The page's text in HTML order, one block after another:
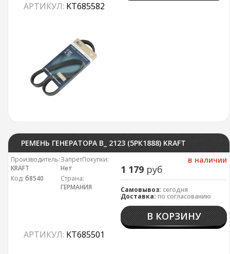
АРТИКУЛ: KT685582
РЕМЕНЬ ГЕНЕРАТОРА В_ 2123 (5РК1888) KRAFT
в наличии
1 179 руб
Самовывоз: сегодня
Доставка: по согласованию
В КОРЗИНУ
АРТИКУЛ: KT685501
Производитель:
KRAFT
Код: б8540
ЗапретПокупки:
Нет
Страна:
ГЕРМАНИЯ